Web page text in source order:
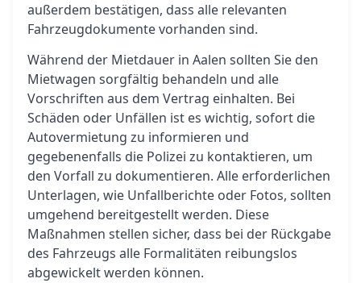
außerdem bestätigen, dass alle relevanten
Fahrzeugdokumente vorhanden sind.
Während der Mietdauer in Aalen sollten Sie den
Mietwagen sorgfältig behandeln und alle
Vorschriften aus dem Vertrag einhalten. Bei
Schäden oder Unfällen ist es wichtig, sofort die
Autovermietung zu informieren und
gegebenenfalls die Polizei zu kontaktieren, um
den Vorfall zu dokumentieren. Alle erforderlichen
Unterlagen, wie Unfallberichte oder Fotos, sollten
umgehend bereitgestellt werden. Diese
Maßnahmen stellen sicher, dass bei der Rückgabe
des Fahrzeugs alle Formalitäten reibungslos
abgewickelt werden können.